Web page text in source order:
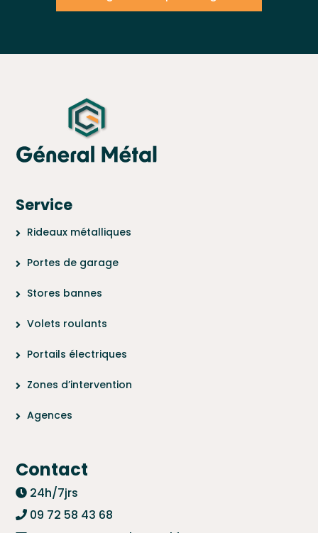
Service
Rideaux métalliques
Portes de garage
Stores bannes
Volets roulants
Portails électriques
Zones d’intervention
Agences
Contact
24h/7jrs
09 72 58 43 68